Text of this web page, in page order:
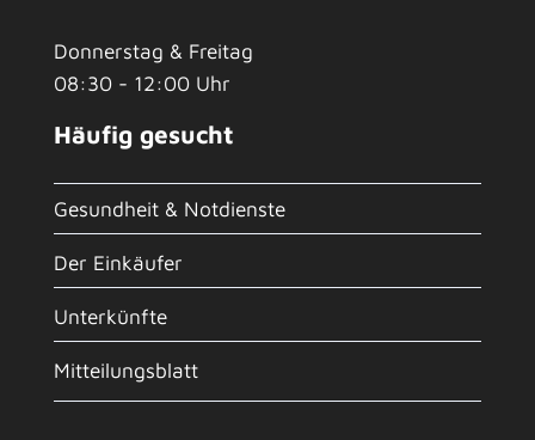
Donnerstag & Freitag
08:30 - 12:00 Uhr
Häufig gesucht
Gesundheit & Notdienste
Der Einkäufer
Unterkünfte
Mitteilungsblatt